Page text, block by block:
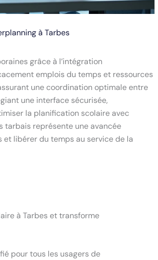
à Tarbes
grâce à l’intégration
emplois du temps et ressources
une coordination optimale entre
une interface sécurisée,
la planification scolaire avec
tarbais représente une avancée
libérer du temps au service de la
à Tarbes et transforme
pour tous les usagers de